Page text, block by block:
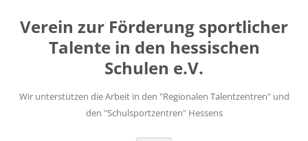
springen
Verein zur Förderung sportlicher
Talente in den hessischen
Schulen e.V.
Wir unterstützen die Arbeit in den "Regionalen Talentzentren" und
den "Schulsportzentren" Hessens